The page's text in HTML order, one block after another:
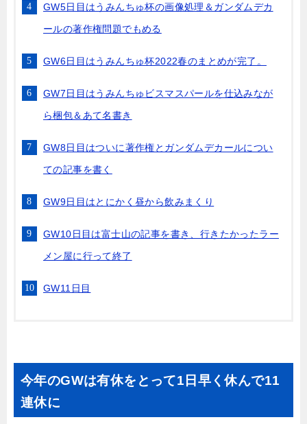
GW5日目はうみんちゅ杯の画像処理＆ガンダムデカ
ールの著作権問題でもめる
GW6日目はうみんちゅ杯2022春のまとめが完了。
GW7日目はうみんちゅビスマスパールを仕込みなが
ら梱包＆あて名書き
GW8日目はついに著作権とガンダムデカールについ
ての記事を書く
GW9日目はとにかく昼から飲みまくり
GW10日目は富士山の記事を書き、行きたかったラー
メン屋に行って終了
GW11日目
今年のGWは有休をとって1日早く休んで11
連休に